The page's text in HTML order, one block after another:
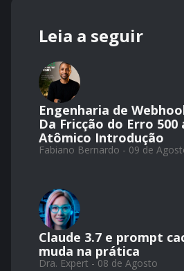
Leia a seguir
Engenharia de
Da Fricção do Erro 500
Atômico Introdução
Fabiano Bernardo - 09 de
Claude 3.7 e prompt
muda na prática
Dra. Expert - 08 de Agosto